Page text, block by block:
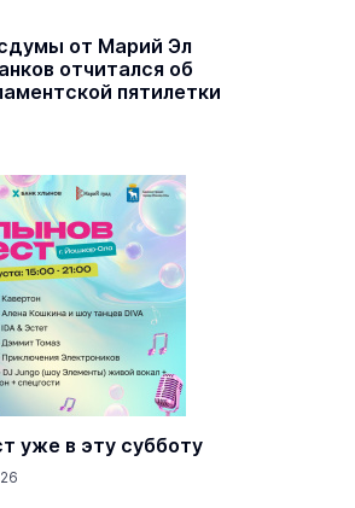
от Марий Эл
отчитался об
пятилетки
уже в эту субботу